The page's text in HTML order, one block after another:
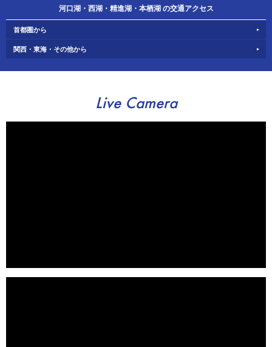
河口湖・西湖・精進湖・本栖湖 の交通アクセス
首都圏から
関西・東海・その他から
Live Camera